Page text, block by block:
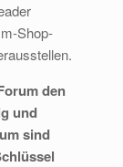
Shop-
den
und
sind